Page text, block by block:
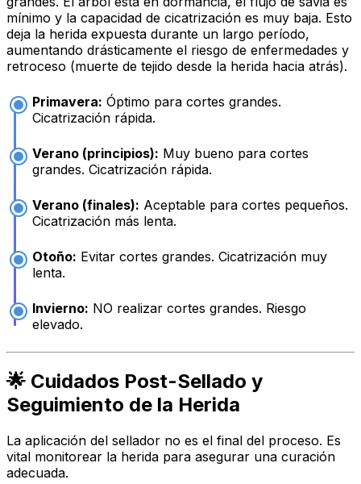
mínimo y la capacidad de cicatrización es muy baja. Esto
deja la herida expuesta durante un largo período,
aumentando drásticamente el riesgo de enfermedades y
retroceso (muerte de tejido desde la herida hacia atrás).
Primavera: Óptimo para cortes grandes.
Cicatrización rápida.
Verano (principios): Muy bueno para cortes
grandes. Cicatrización rápida.
Verano (finales): Aceptable para cortes pequeños.
Cicatrización más lenta.
Otoño: Evitar cortes grandes. Cicatrización muy
lenta.
Invierno: NO realizar cortes grandes. Riesgo
elevado.
🌟 Cuidados Post-Sellado y
Seguimiento de la Herida
La aplicación del sellador no es el final del proceso. Es
vital monitorear la herida para asegurar una curación
adecuada.